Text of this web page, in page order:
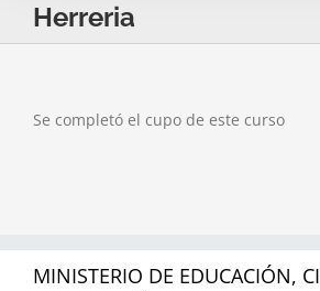
Herreria
Se completó el cupo de este curso
MINISTERIO DE EDUCACIÓN,